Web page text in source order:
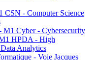
CSN - Computer Science
Cyber - Cybersecurity
HPDA - High
Analytics
- Voie Jacques